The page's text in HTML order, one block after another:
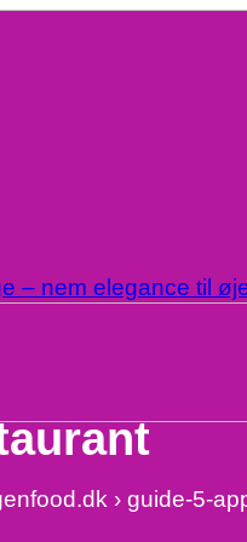
– nem elegance til
› guide-5-